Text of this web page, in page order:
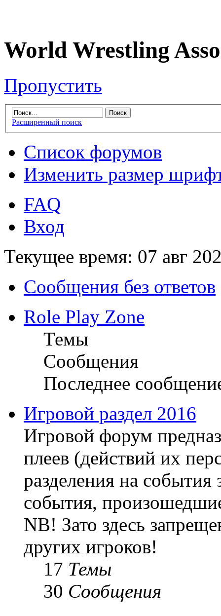
World Wrestling
Пропустить
Расширенный поиск
Список форумов
Изменить размер
FAQ
Вход
Текущее время: 07 авг
Сообщения без ответов
Role Play Zone
Темы
Сообщения
Последнее
Игровой раздел 2016
Игровой форум
плеев (действий их
разделения на
события,
NB! Зато здесь
других игроков!
17 Темы
30 Сообщения